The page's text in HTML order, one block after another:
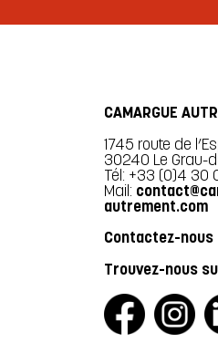
CAMARGUE
1745 route de
30240 Le Grau-
Tél: +33 (0)4 30
Mail:
autrement.com
Contactez-nous
Trouvez-nous